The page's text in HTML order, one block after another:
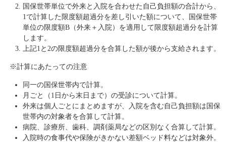
国保世帯単位で外来と入院を合わせた自己負担額の合計から、
1で計算した限度額超過分を差し引いた額について、国保世帯
単位の限度額B（外来＋入院）を適用して限度額超過分を計算
します。
上記1と2の限度額超過分を合算した額が後から支給されます。
※計算にあたっての注意
同一の国保世帯内で計算。
月ごと（1日から末日まで）の受診について計算。
外来は個人ごとにまとめますが、入院を含む自己負担額は国保
世帯内の対象者を合算して計算。
病院、診療所、歯科、調剤薬局などの区別なく合算して計算。
入院時の食事代や保険がきかない差額ベッド料などは対象外。